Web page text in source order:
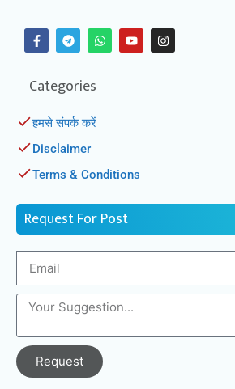
Categories
हमसे संपर्क करें
Disclaimer
Terms & Conditions
Request For Post
Request